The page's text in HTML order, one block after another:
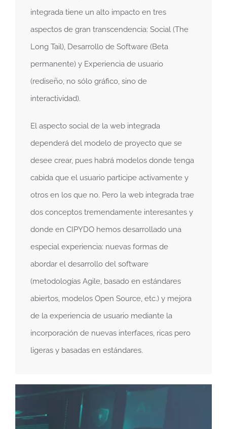
integrada tiene un alto impacto en tres
aspectos de gran transcendencia: Social (The
Long Tail), Desarrollo de Software (Beta
permanente) y Experiencia de usuario
(rediseño, no sólo gráfico, sino de
interactividad).
El aspecto social de la web integrada
dependerá del modelo de proyecto que se
desee crear, pues habrá modelos donde tenga
cabida que el usuario participe activamente y
otros en los que no. Pero la web integrada trae
dos conceptos tremendamente interesantes y
donde en CIPYDO hemos desarrollado una
especial experiencia: nuevas formas de
abordar el desarrollo del software
(metodologías Agile, basado en estándares
abiertos, modelos Open Source, etc.) y mejora
de la experiencia de usuario mediante la
incorporación de nuevas interfaces, ricas pero
ligeras y basadas en estándares.